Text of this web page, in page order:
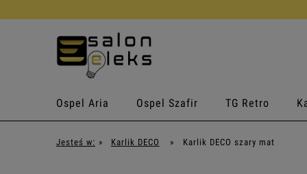
Ospel Aria Ospel Szafir TG Retro
Jesteś w: » Karlik DECO » Karlik DECO szary mat